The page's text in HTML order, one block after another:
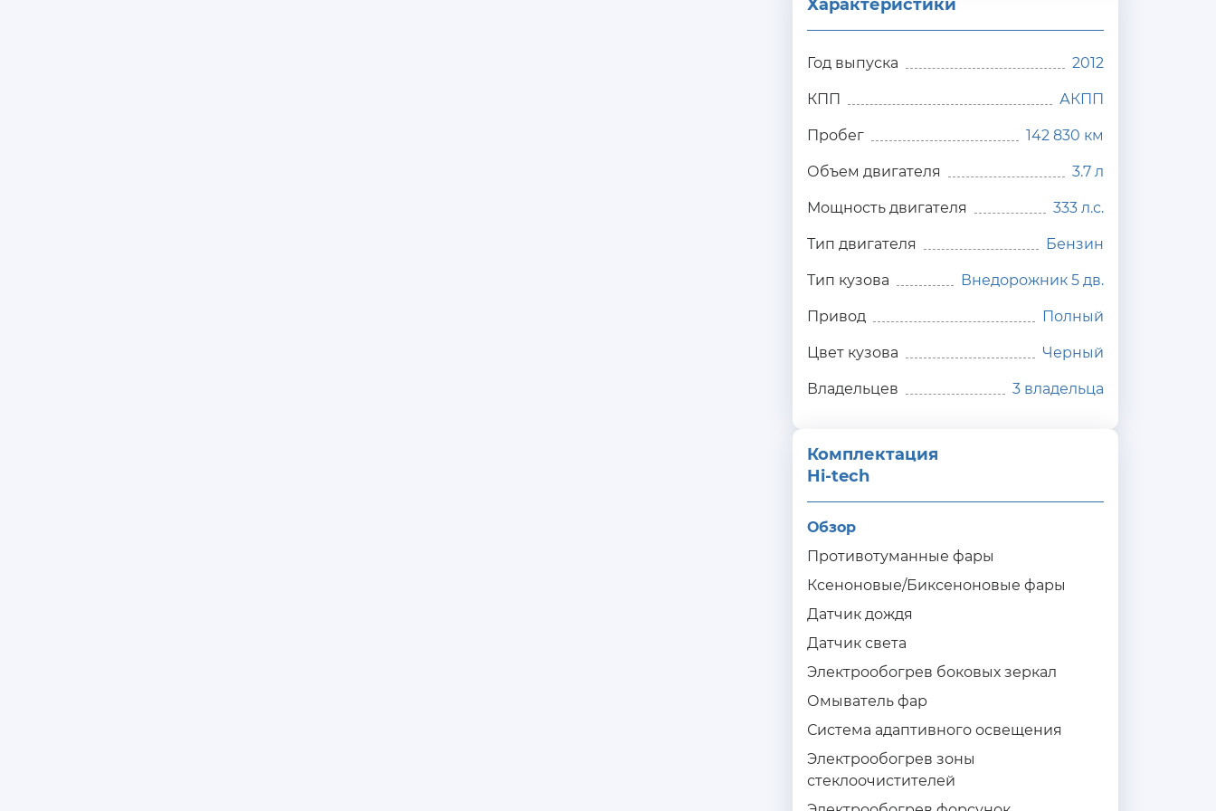
Характеристики
Год выпуска 2012
КПП АКПП
Пробег 142 830 км
Объем двигателя 3.7 л
Мощность двигателя 333 л.с.
Тип двигателя Бензин
Тип кузова Внедорожник 5 дв.
Привод Полный
Цвет кузова Черный
Владельцев 3 владельца
Комплектация
Hi-tech
Обзор
Противотуманные фары
Ксеноновые/Биксеноновые фары
Датчик дождя
Датчик света
Электрообогрев боковых зеркал
Омыватель фар
Система адаптивного освещения
Электрообогрев зоны
стеклоочистителей